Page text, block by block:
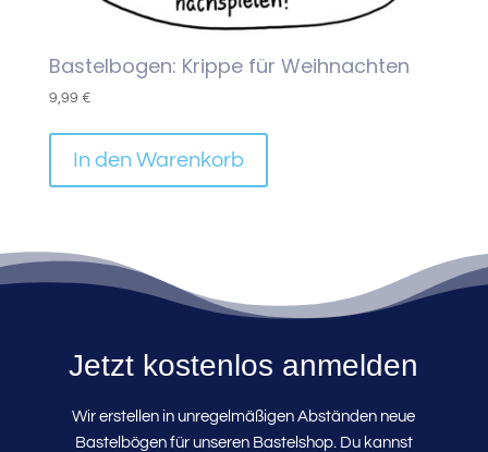
Bastelbogen: Krippe für Weihnachten
9,99 €
In den Warenkorb
Jetzt kostenlos anmelden
Wir erstellen in unregelmäßigen Abständen neue
Bastelbögen für unseren Bastelshop. Du kannst